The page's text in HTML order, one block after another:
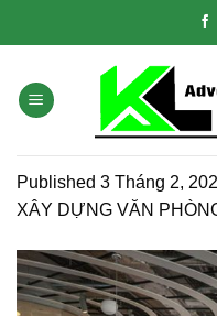
Published 3 Tháng 2,
XÂY DỰNG VĂN